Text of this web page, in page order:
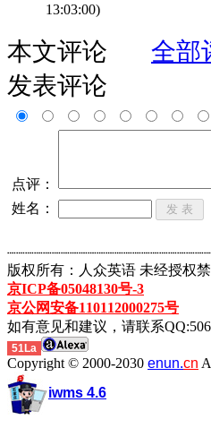
13:03:00)
本文评论
全部
发表评论
点评：
姓名：
版权所有：人众英语 未经授权
京ICP备05048130号-3
京公网安备110112000275号
如有意见和建议，请联系
51La
Copyright © 2000-2030 enun.cn
iwms 4.6